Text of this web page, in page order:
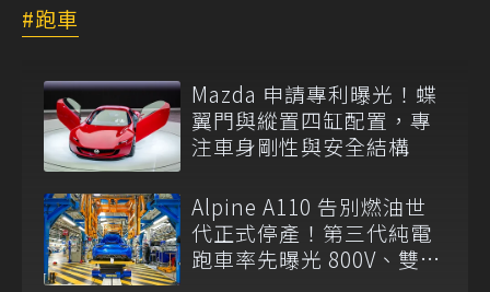
跑車
Mazda 申請專利曝光！蝶
翼門與縱置四缸配置，專
注車身剛性與安全結構
Alpine A110 告別燃油世
代正式停產！第三代純電
跑車率先曝光 800V、雙後